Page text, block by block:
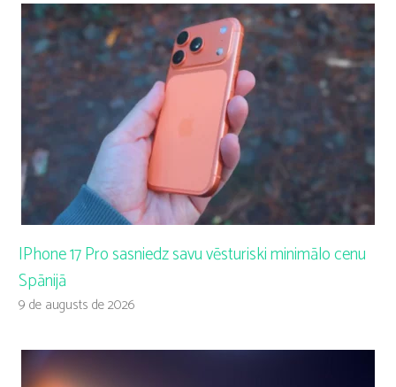
IPhone 17 Pro sasniedz savu vēsturiski minimālo cenu
Spānijā
9 de augusts de 2026